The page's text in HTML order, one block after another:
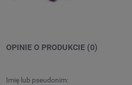
OPINIE O PRODUKCIE (0)
Imię lub pseudonim: